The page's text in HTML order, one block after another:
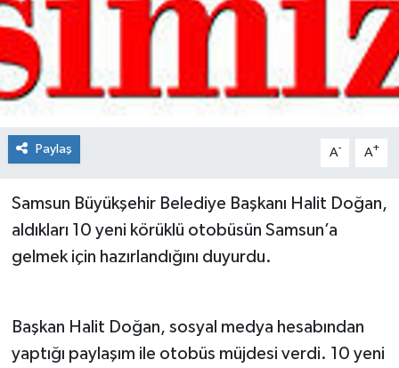
Paylaş A- A+
Samsun Büyükşehir Belediye Başkanı Halit Doğan,
aldıkları 10 yeni körüklü otobüsün Samsun’a
gelmek için hazırlandığını duyurdu.
Başkan Halit Doğan, sosyal medya hesabından
yaptığı paylaşım ile otobüs müjdesi verdi. 10 yeni
Spor
Tokat Haberleri
Yaşam